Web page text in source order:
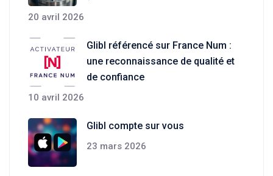
20 avril 2026
Glibl référencé sur France Num :
une reconnaissance de qualité et
de confiance
10 avril 2026
Glibl compte sur vous
23 mars 2026